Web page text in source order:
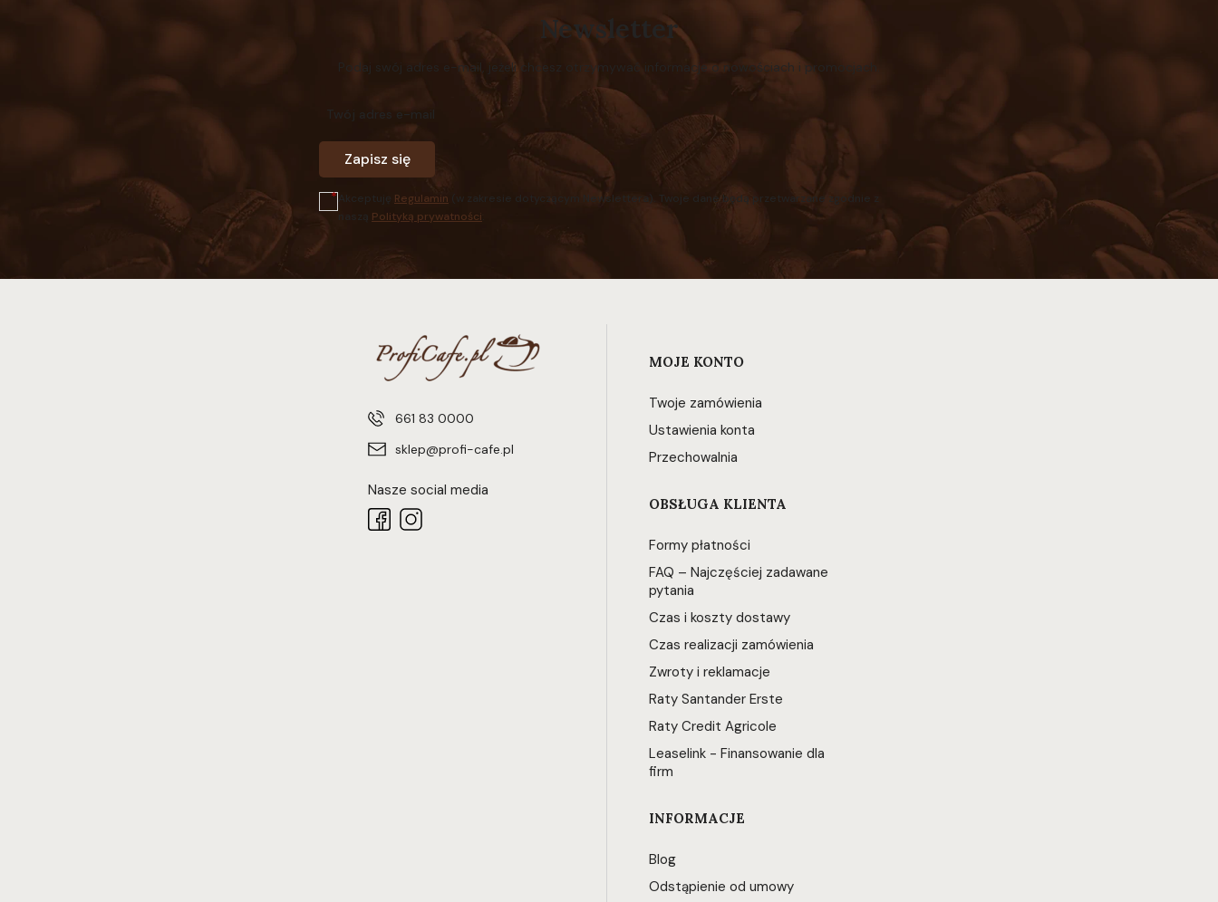
Newsletter
Podaj swój adres e-mail, jeżeli chcesz otrzymywać informacje o nowościach i promocjach.
Twój adres e-mail
Zapisz się
Akceptuję Regulamin (w zakresie dotyczącym Newslettera). Twoje dane będą przetwarzane zgodnie z
naszą Polityką prywatności
661 83 0000
sklep@profi-cafe.pl
Nasze social media
Linki w stopce
MOJE KONTO
Twoje zamówienia
Ustawienia konta
Przechowalnia
OBSŁUGA KLIENTA
Formy płatności
FAQ – Najczęściej zadawane
pytania
Czas i koszty dostawy
Czas realizacji zamówienia
Zwroty i reklamacje
Raty Santander Erste
Raty Credit Agricole
Leaselink - Finansowanie dla
firm
INFORMACJE
Blog
Odstąpienie od umowy